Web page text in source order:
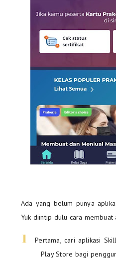
Ada yang belum punya
Yuk diintip dulu cara membuat
Pertama, cari aplikasi
Play Store bagi